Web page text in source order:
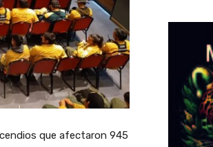
que afectaron 945